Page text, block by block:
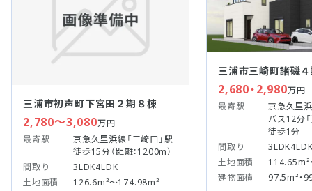
三浦市初声町下宮田２期８棟
2,780～3,080万円
最寄駅
京急久里浜線「三崎口」駅
徒歩15分（距離：1200m）
間取り
3LDK4LDK
土地面積
126.6m²～174.98m²
三浦市三崎町諸磯
2,680・2,980万円
最寄駅
京急久里
バス12分
徒歩1分
間取り
土地面積
114.65m²
建物面積
97.5m²・